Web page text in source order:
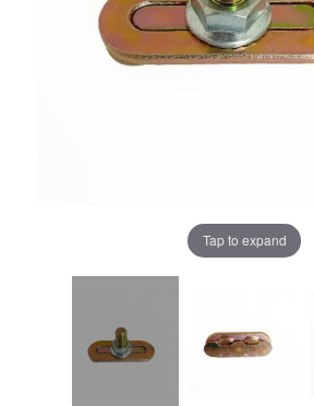
Tap to expand